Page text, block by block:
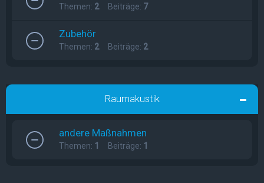
Themen: 2Beiträge: 7
Zubehör
Themen: 2Beiträge: 2
Raumakustik
andere Maßnahmen
Themen: 1 Beiträge: 1